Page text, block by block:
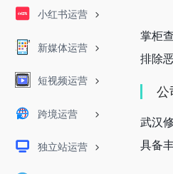
小红书运营
新媒体运营
短视频运营
跨境运营
独立站运营
掌柜
排除
公
武汉
具备